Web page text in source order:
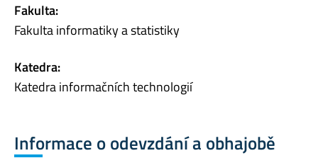
Fakulta:
Fakulta informatiky a statistiky
Katedra:
Katedra informačních technologií
Informace o odevzdání a obhajobě